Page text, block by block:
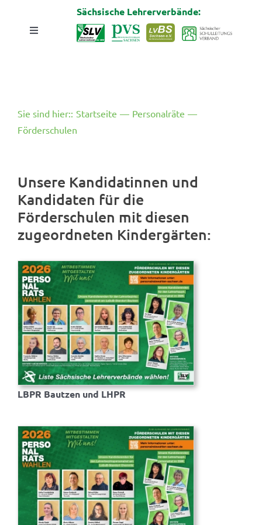
Toggle
Leitfaden zur Wahl
Sächsische Lehrerverbände:
Sie sind hier:: Startseite — Personalräte —
Förderschulen
Unsere Kandidatinnen und
Kandidaten für die
Förderschulen mit diesen
zugeordneten Kindergärten:
LBPR Bautzen und LHPR